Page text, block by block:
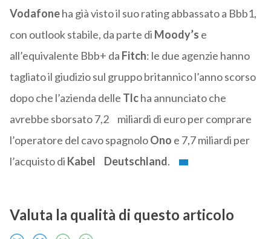
Vodafoneha già visto il suo rating abbassato a Bbb1,
con outlook stabile, da parte di Moody’s e
all’equivalente Bbb+ da Fitch: le due agenzie hanno
tagliato il giudizio sul gruppo britannico l’anno scorso
dopo che l’azienda delle Tlcha annunciato che
avrebbe sborsato 7,2 miliardi di euro per comprare
l’operatore del cavo spagnoloOno e 7,7 miliardi per
l’acquisto di Kabel Deutschland.
Valuta la qualità di questo articolo